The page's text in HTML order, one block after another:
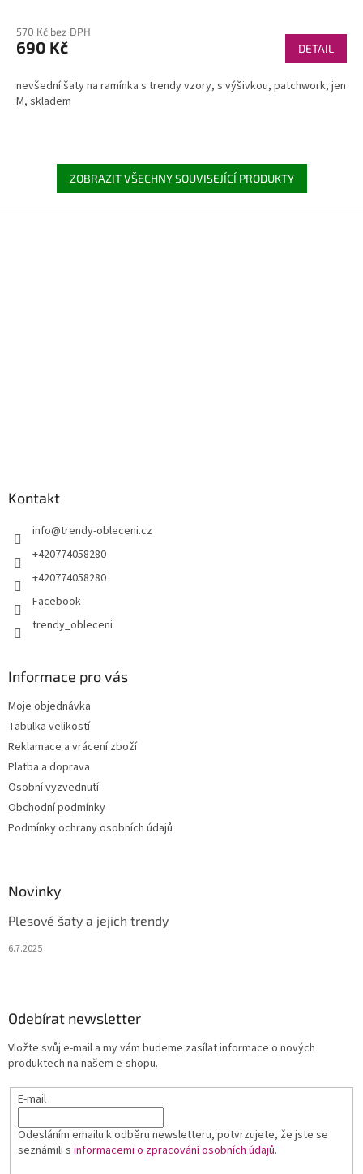
570 Kč bez DPH
690 Kč DETAIL
nevšední šaty na ramínka s trendy vzory, s výšivkou, patchwork, jen
M, skladem
ZOBRAZIT VŠECHNY SOUVISEJÍCÍ PRODUKTY
Kontakt
info@trendy-obleceni.cz
+420774058280
+420774058280
Facebook
trendy_obleceni
Informace pro vás
Moje objednávka
Tabulka velikostí
Reklamace a vrácení zboží
Platba a doprava
Osobní vyzvednutí
Obchodní podmínky
Podmínky ochrany osobních údajů
Novinky
Plesové šaty a jejich trendy
6.7.2025
Odebírat newsletter
Vložte svůj e-mail a my vám budeme zasílat informace o nových
produktech na našem e-shopu.
E-mail
Odesláním emailu k odběru newsletteru, potvrzujete, že jste se
seznámili s informacemi o zpracování osobních údajů.